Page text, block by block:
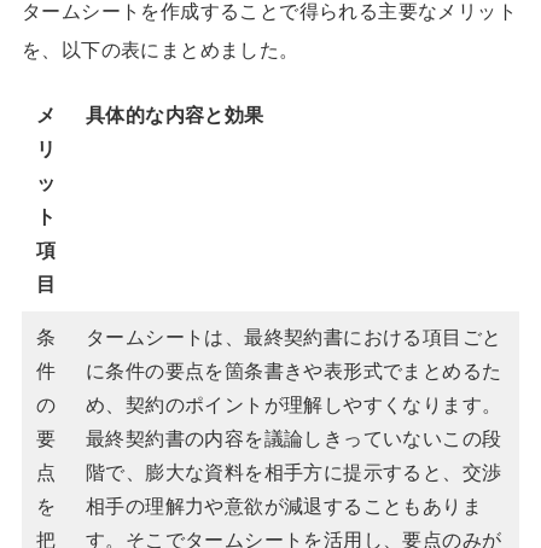
タームシートを作成することで得られる主要なメリット
を、以下の表にまとめました。
メ
リ
ッ
ト
項
目
具体的な内容と効果
条
件
の
要
点
を
把
タームシートは、最終契約書における項目ごと
に条件の要点を箇条書きや表形式でまとめるた
め、契約のポイントが理解しやすくなります。
最終契約書の内容を議論しきっていないこの段
階で、膨大な資料を相手方に提示すると、交渉
相手の理解力や意欲が減退することもありま
す。そこでタームシートを活用し、要点のみが